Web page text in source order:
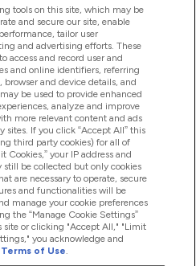
tools on this site, which may be
and secure our site, enable
tailor user
and advertising efforts. These
access and record user and
and online identifiers, referring
browser and device details, and
be used to provide enhanced
analyze and improve
more relevant content and ads
sites. If you click “Accept All” this
third party cookies) for all of
Cookies,” your IP address and
be collected but only cookies
are necessary to operate, secure
and functionalities will be
manage your cookie preferences
the “Manage Cookie Settings”
or clicking "Accept All," "Limit
you acknowledge and
Terms of Use.